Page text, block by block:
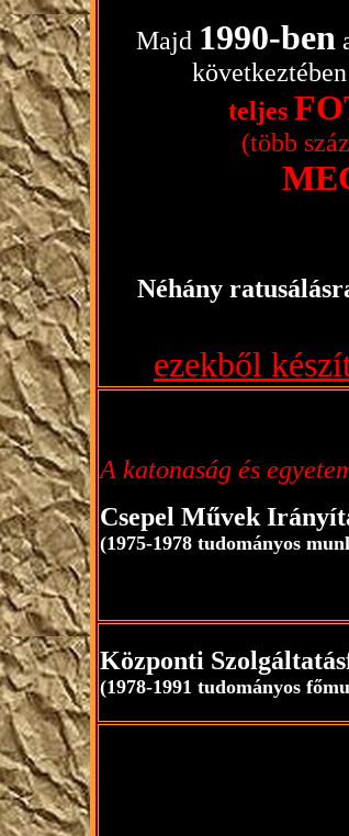
Majd 1990-ben
teljes
(több
Néhány
ezekből
A katonaság és
Csepel Művek
(1975-1978 tudományos
Központi
(1978-1991 tudományos